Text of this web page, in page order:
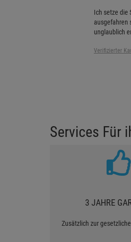
Ich setze die
ausgefahren
unglaublich
Verifizierter
Services Für
3 JAHRE
Zusätzlich zur